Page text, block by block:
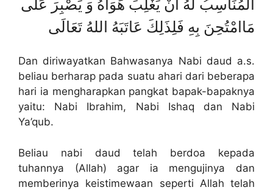
الْمُنَاسِبُ لَهُ أَنْ يَغْلِبَ هَوَاهُ وَ يَصْبِرَ عَلَى
مَاامْتُحِنَ بِهِ فَلِذَلِكَ عَاتَبَهُ اللهُ تَعَالَى
Dan diriwayatkan Bahwasanya Nabi daud a.s.
beliau berharap pada suatu ahari dari beberapa
hari ia mengharapkan pangkat bapak-bapaknya
yaitu: Nabi Ibrahim, Nabi Ishaq dan Nabi
Ya’qub.
Beliau nabi daud telah berdoa kepada
tuhannya (Allah) agar ia mengujinya dan
memberinya keistimewaan seperti Allah telah